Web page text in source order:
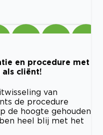
en procedure met
cliënt!
van
de procedure
de hoogte gehouden
heel blij met het